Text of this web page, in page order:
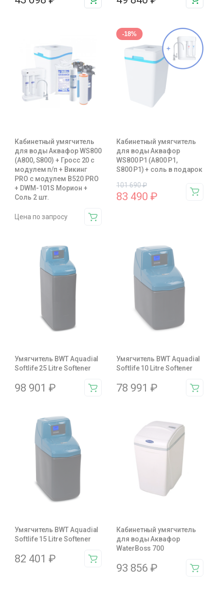
Кабинетный умягчитель
для воды Аквафор WS800
(А800, S800) + Гросс 20 с
модулем п/п + Викинг
PRO с модулем В520 PRO
+ DWM-101S Морион +
Соль 2 шт.
Цена по запросу
-18%
Кабинетный умягчитель
для воды Аквафор
WS800 P1 (А800 P1,
S800 P1) + соль в подарок
101 690₽
83 490 ₽
Умягчитель BWT Aquadial
Softlife 25 Litre Softener
98 901 ₽
Умягчитель BWT Aquadial
Softlife 10 Litre Softener
78 991 ₽
Умягчитель BWT Aquadial
Softlife 15 Litre Softener
82 401 ₽
Кабинетный умягчитель
для воды Аквафор
WaterBoss 700
93 856 ₽